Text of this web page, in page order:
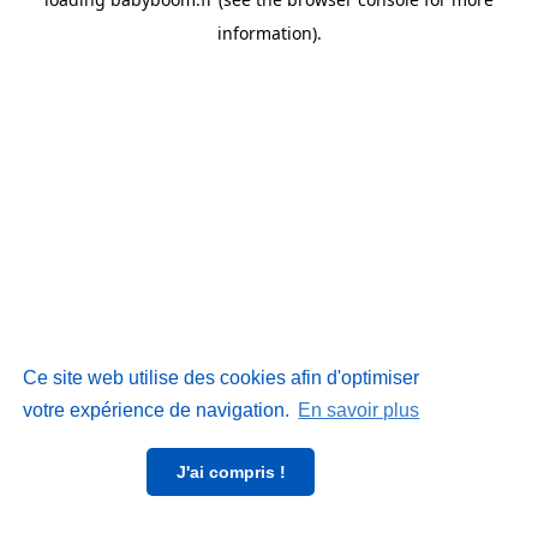
Ce site web utilise des cookies afin d'optimiser
votre expérience de navigation. En savoir plus
J'ai compris !
information).